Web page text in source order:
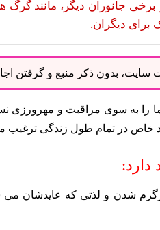
جانوران دیگر، مانند
برای دیگران.
سایت، بدون ذکر منبع و
ما را به سوی مراقبت و
خاص در تمام طول زندگی ترغیب
شدن و لذتی که عایدشان می